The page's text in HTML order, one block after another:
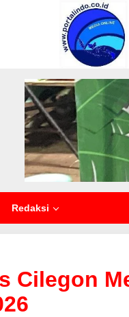
Redaksi
Cilegon